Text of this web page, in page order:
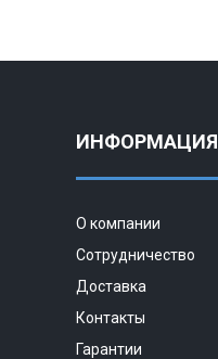
ИНФОРМАЦИЯ
О компании
Сотрудничество
Доставка
Контакты
Гарантии